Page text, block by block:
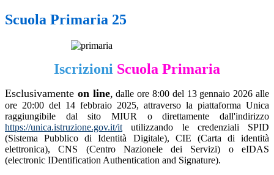
Scuola Primaria 25
Iscrizioni Scuola Primaria
Esclusivamente on line, dalle ore 8:00 del 13 gennaio 2026 alle
ore 20:00 del 14 febbraio 2025, attraverso la piattaforma Unica
raggiungibile dal sito MIUR o direttamente dall'indirizzo
https://unica.istruzione.gov.it/it
utilizzando le credenziali SPID
(Sistema Pubblico di Identità Digitale), CIE (Carta di identità
elettronica), CNS (Centro Nazionele dei Servizi) o eIDAS
(electronic IDentification Authentication and Signature).